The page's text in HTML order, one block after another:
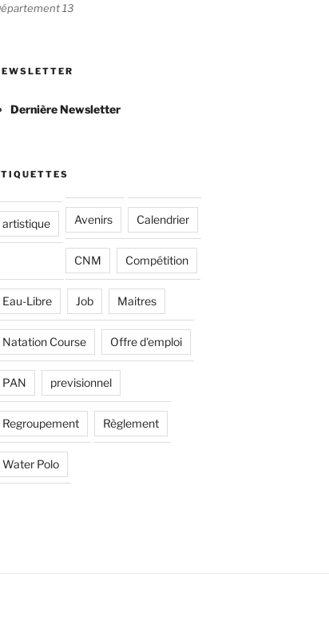
13
Dernière Newsletter
artistique Avenirs Calendrier
CNM Compétition
Eau-Libre Job Maitres
Natation Course Offre d'emploi
PAN previsionnel
Regroupement Règlement
Water Polo